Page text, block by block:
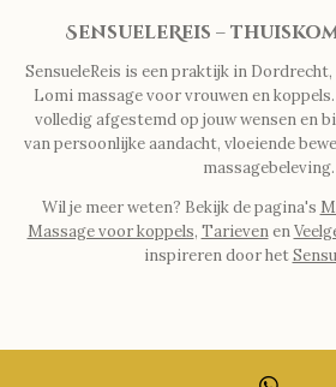
SensueleReis –
SensueleReis is een praktijk in
Lomi massage voor vrouwen en
volledig afgestemd op jouw wensen en
van persoonlijke aandacht, vloeiende
massagebeleving.
Wil je meer weten? Bekijk de pagina's
Massage voor koppels, Tarievenen
inspireren door het